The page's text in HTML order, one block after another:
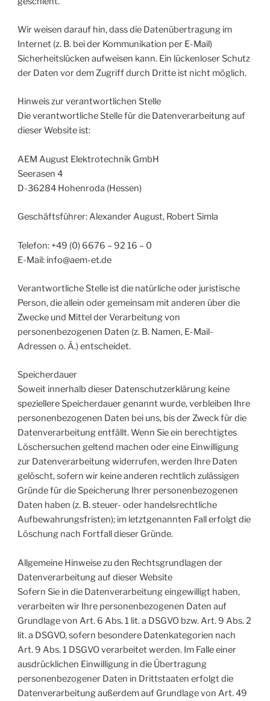
Wir weisen darauf hin, dass die Datenübertragung im
Internet (z. B. bei der Kommunikation per E-Mail)
Sicherheitslücken aufweisen kann. Ein lückenloser Schutz
der Daten vor dem Zugriff durch Dritte ist nicht möglich.
Hinweis zur verantwortlichen Stelle
Die verantwortliche Stelle für die Datenverarbeitung auf
dieser Website ist:
AEM August Elektrotechnik GmbH
Seerasen 4
D-36284 Hohenroda (Hessen)
Geschäftsführer: Alexander August, Robert Simla
Telefon: +49 (0) 6676 – 92 16 – 0
E-Mail: info@aem-et.de
Verantwortliche Stelle ist die natürliche oder juristische
Person, die allein oder gemeinsam mit anderen über die
Zwecke und Mittel der Verarbeitung von
personenbezogenen Daten (z. B. Namen, E-Mail-
Adressen o. Ä.) entscheidet.
Speicherdauer
Soweit innerhalb dieser Datenschutzerklärung keine
speziellere Speicherdauer genannt wurde, verbleiben Ihre
personenbezogenen Daten bei uns, bis der Zweck für die
Datenverarbeitung entfällt. Wenn Sie ein berechtigtes
Löschersuchen geltend machen oder eine Einwilligung
zur Datenverarbeitung widerrufen, werden Ihre Daten
gelöscht, sofern wir keine anderen rechtlich zulässigen
Gründe für die Speicherung Ihrer personenbezogenen
Daten haben (z. B. steuer- oder handelsrechtliche
Aufbewahrungsfristen); im letztgenannten Fall erfolgt die
Löschung nach Fortfall dieser Gründe.
Allgemeine Hinweise zu den Rechtsgrundlagen der
Datenverarbeitung auf dieser Website
Sofern Sie in die Datenverarbeitung eingewilligt haben,
verarbeiten wir Ihre personenbezogenen Daten auf
Grundlage von Art. 6 Abs. 1 lit. a DSGVO bzw. Art. 9 Abs. 2
lit. a DSGVO, sofern besondere Datenkategorien nach
Art. 9 Abs. 1 DSGVO verarbeitet werden. Im Falle einer
ausdrücklichen Einwilligung in die Übertragung
personenbezogener Daten in Drittstaaten erfolgt die
Datenverarbeitung außerdem auf Grundlage von Art. 49